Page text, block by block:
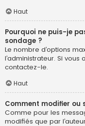
Haut
Pourquoi ne puis-je
sondage ?
Le nombre d’options
l’administrateur. Si vous
contactez-le.
Haut
Comment modifier ou
Comme pour les
modifiés que par